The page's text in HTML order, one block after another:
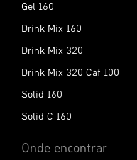
l
t
t
r
:
Gel 160
Drink Mix 160
Drink Mix 320
Drink Mix 320 Caf 100
Solid 160
Solid C 160
Onde encontrar